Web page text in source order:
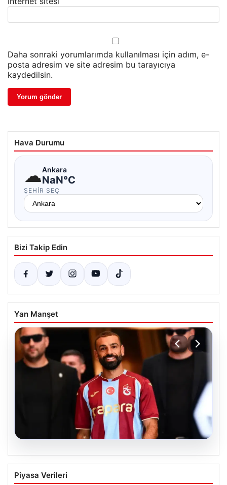
Daha sonraki yorumlarımda kullanılması için adım, e-
posta adresim ve site adresim bu tarayıcıya
kaydedilsin.
Hava Durumu
☁Ankara
NaN°C
ŞEHIR SEÇ
Bizi Takip Edin
Yan Manşet
Trabzonspor’un Göztepe Maçı Kadrosu
Netleşti: Salah Sürprizi
Piyasa Verileri